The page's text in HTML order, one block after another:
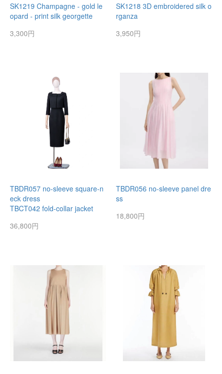
SK1219 Champagne - gold le
opard - print silk georgette
3,300円
SK1218 3D embroidered silk o
rganza
3,950円
TBDR057 no-sleeve square-n
eck dress
TBCT042 fold-collar jacket
36,800円
TBDR056 no-sleeve panel dre
ss
18,800円